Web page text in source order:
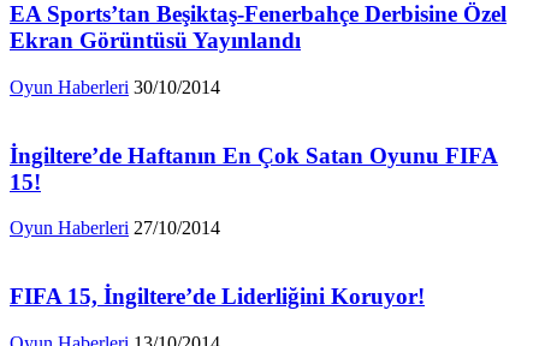
EA Sports’tan Beşiktaş-Fenerbahçe Derbisine Özel
Ekran Görüntüsü Yayınlandı
Oyun Haberleri 30/10/2014
İngiltere’de Haftanın En Çok Satan Oyunu FIFA
15!
Oyun Haberleri 27/10/2014
FIFA 15, İngiltere’de Liderliğini Koruyor!